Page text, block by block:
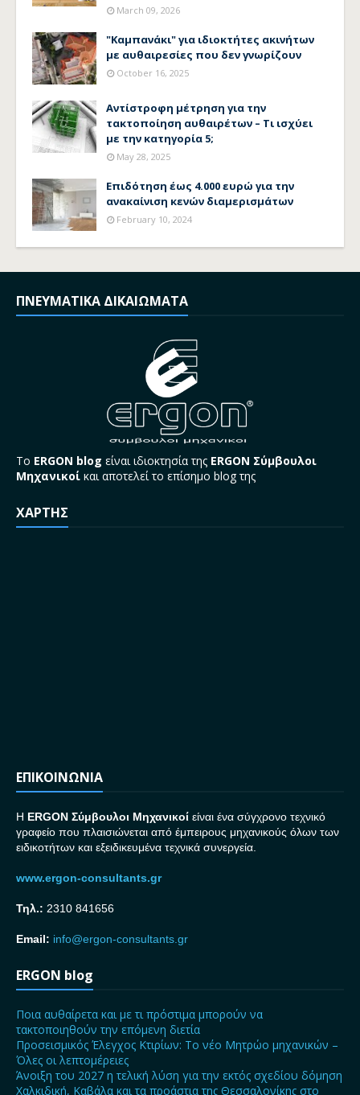
March 09, 2026
"Καμπανάκι" για ιδιοκτήτες ακινήτων
με αυθαιρεσίες που δεν γνωρίζουν
October 16, 2025
Αντίστροφη μέτρηση για την
τακτοποίηση αυθαιρέτων – Τι ισχύει
με την κατηγορία 5;
May 28, 2025
Επιδότηση έως 4.000 ευρώ για την
ανακαίνιση κενών διαμερισμάτων
February 10, 2024
ΠΝΕΥΜΑΤΙΚΑ ΔΙΚΑΙΩΜΑΤΑ
Το ERGON blog είναι ιδιοκτησία της ERGON Σύμβουλοι
Μηχανικοί και αποτελεί το επίσημο blog της
ΧΑΡΤΗΣ
ΕΠΙΚΟΙΝΩΝΙΑ
H ERGON Σύμβουλοι Μηχανικοί είναι ένα σύγχρονο τεχνικό
γραφείο που πλαισιώνεται από έμπειρους μηχανικούς όλων των
ειδικοτήτων και εξειδικευμένα τεχνικά συνεργεία.
www.ergon-consultants.gr
Τηλ.: 2310 841656
Email: info@ergon-consultants.gr
ERGON blog
Ποια αυθαίρετα και με τι πρόστιμα μπορούν να
τακτοποιηθούν την επόμενη διετία
Προσεισμικός Έλεγχος Κτιρίων: Το νέο Μητρώο μηχανικών –
Όλες οι λεπτομέρειες
Άνοιξη του 2027 η τελική λύση για την εκτός σχεδίου δόμηση
Χαλκιδική, Καβάλα και τα προάστια της Θεσσαλονίκης στο